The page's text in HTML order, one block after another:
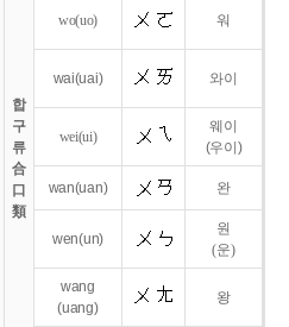
합
구
류
合
口
類
wo(uo) 워
wai(uai) 와이
wei(ui)
웨이
(우이)
wan(uan) 완
wen(un)
원
(운)
wang
(uang)
왕